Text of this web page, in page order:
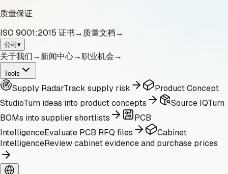
质量保证
ISO 9001:2015 证书→ 质量文档→
公司 ▾
关于我们→新闻中心→职业机会→
Tools
Supply RadarTrack supply risk
Product Concept
StudioTurn ideas into product concepts Source IQTurn
BOMs into supplier shortlists
PCB
IntelligenceEvaluate PCB RFQ files
Cabinet
IntelligenceReview cabinet evidence and purchase prices